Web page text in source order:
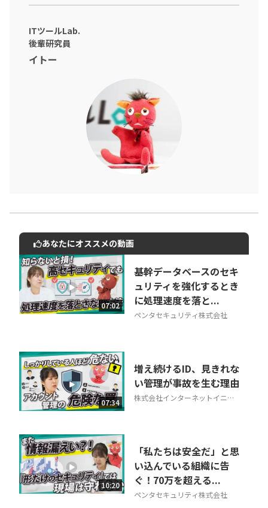
ITツールLab.
後輩研究員
イトー
動画でご紹介しているサービスについて
お気軽にご相談・ご質問いただけます！
30秒でお申し込み可能
相談を希望する 無料
あなたにオススメの動画
07:02
基幹データベースのセキ
ュリティを強化するとき
に処理速度を落と...
ペンタセキュリティ株式会社
07:34
増え続けるID、見きれな
い管理が事故を生む理由
株式会社インターネットイニシ
10:20
「私たちは安全だ」と思
い込んでいる組織に告
ぐ！70万を超える...
ペンタセキュリティ株式会社